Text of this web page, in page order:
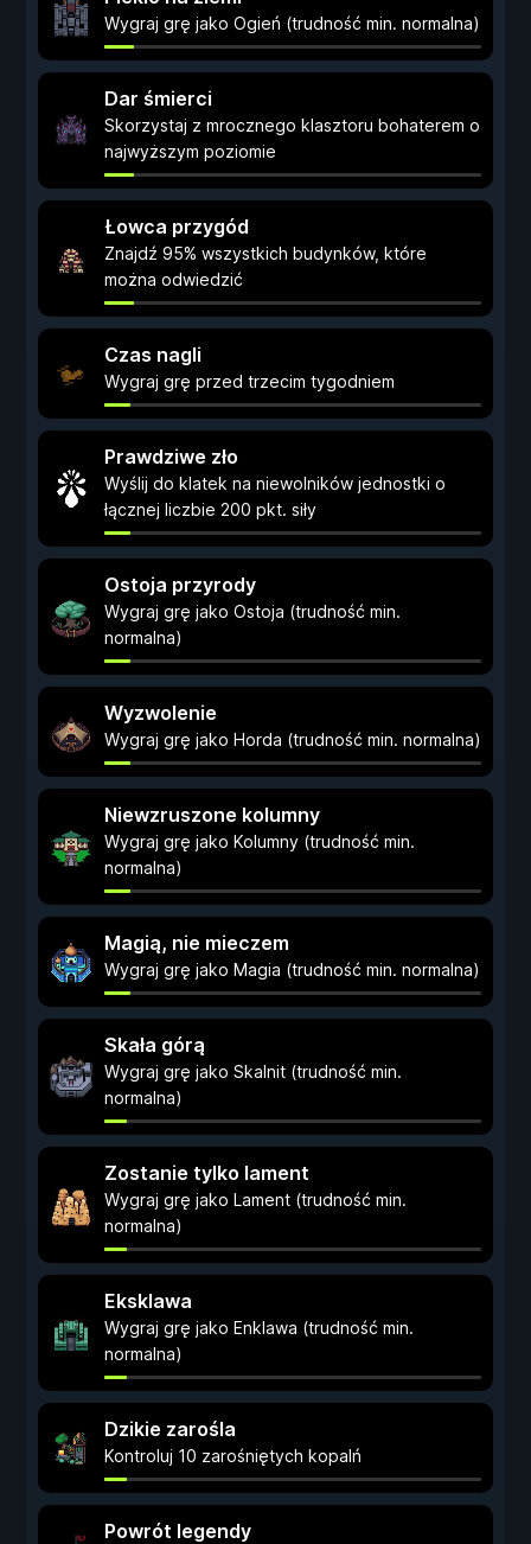
Wygraj grę jako Ogień (trudność min. normalna)
Dar śmierci
Skorzystaj z mrocznego klasztoru bohaterem o
najwyższym poziomie
Łowca przygód
Znajdź 95% wszystkich budynków, które
można odwiedzić
Czas nagli
Wygraj grę przed trzecim tygodniem
Prawdziwe zło
Wyślij do klatek na niewolników jednostki o
łącznej liczbie 200 pkt. siły
Ostoja przyrody
Wygraj grę jako Ostoja (trudność min.
normalna)
Wyzwolenie
Wygraj grę jako Horda (trudność min. normalna)
Niewzruszone kolumny
Wygraj grę jako Kolumny (trudność min.
normalna)
Magią, nie mieczem
Wygraj grę jako Magia (trudność min. normalna)
Skała górą
Wygraj grę jako Skalnit (trudność min.
normalna)
Zostanie tylko lament
Wygraj grę jako Lament (trudność min.
normalna)
Eksklawa
Wygraj grę jako Enklawa (trudność min.
normalna)
Dzikie zarośla
Kontroluj 10 zarośniętych kopalń
Powrót legendy